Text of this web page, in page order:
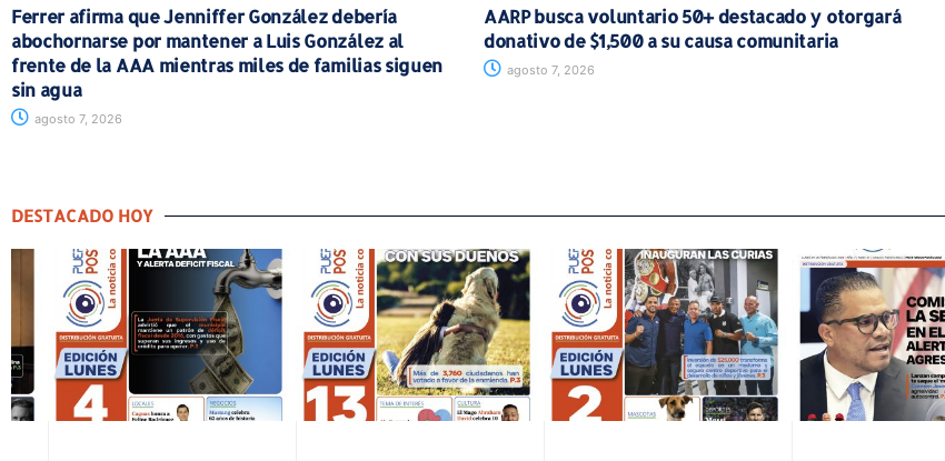
Ferrer afirma que Jenniffer González debería
abochornarse por mantener a Luis González al
frente de la AAA mientras miles de familias siguen
sin agua
agosto 7, 2026
AARP busca voluntario 50+ destacado y otorgará
donativo de $1,500 a su causa comunitaria
agosto 7, 2026
DESTACADO HOY